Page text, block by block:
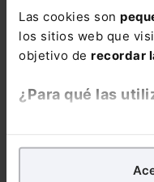
Las cookies son
los sitios web que
objetivo de recordar
¿Para qué las
analíticospara tratar
nuestra página web.
PROFESIONES
RAÚL LÓPEZ